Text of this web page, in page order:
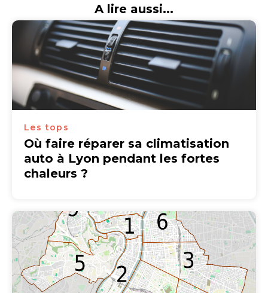
A lire aussi...
Les tops
Où faire réparer sa climatisation
auto à Lyon pendant les fortes
chaleurs ?